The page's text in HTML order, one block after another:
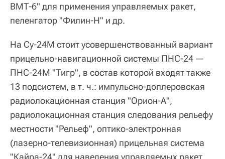
ВМТ-6" для применения управляемых ракет,
пеленгатор "Филин-Н" и др.
На Су-24М стоит усовершенствованный вариант
прицельно-навигационной системы ПНС-24 —
ПНС-24М "Тигр", в состав которой входят также
13 подсистем, в т. ч.: импульсно-доплеровская
радиолокационная станция "Орион-А",
радиолокационная станция следования рельефу
местности "Рельеф", оптико-электронная
(лазерно-телевизионная) прицельная система
"Кайра-24" для наведения управляемых ракет